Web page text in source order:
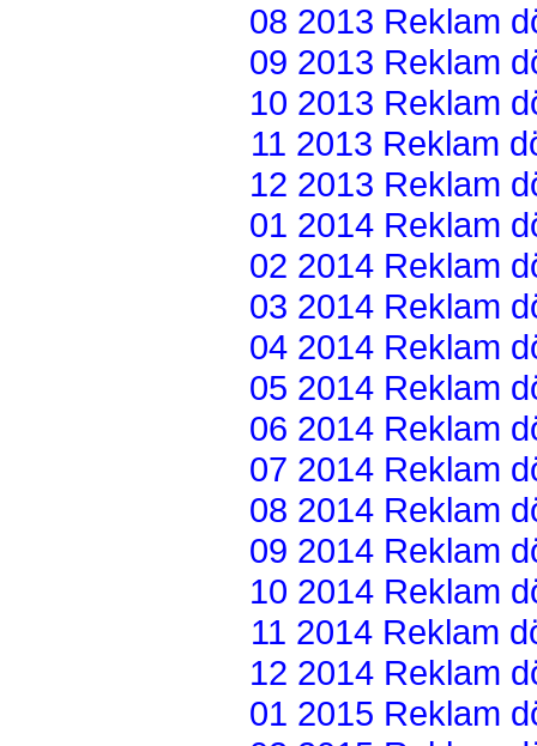
08 2013 Reklam
09 2013 Reklam
10 2013 Reklam
11 2013 Reklam
12 2013 Reklam
01 2014 Reklam
02 2014 Reklam
03 2014 Reklam
04 2014 Reklam
05 2014 Reklam
06 2014 Reklam
07 2014 Reklam
08 2014 Reklam
09 2014 Reklam
10 2014 Reklam
11 2014 Reklam
12 2014 Reklam
01 2015 Reklam